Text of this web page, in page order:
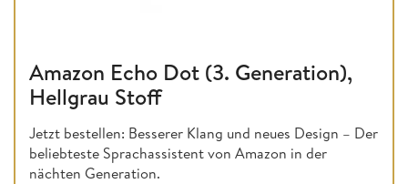
Amazon Echo Dot (3. Generation),
Hellgrau Stoff
Jetzt bestellen: Besserer Klang und neues Design – Der
beliebteste Sprachassistent von Amazon in der
nächten Generation.